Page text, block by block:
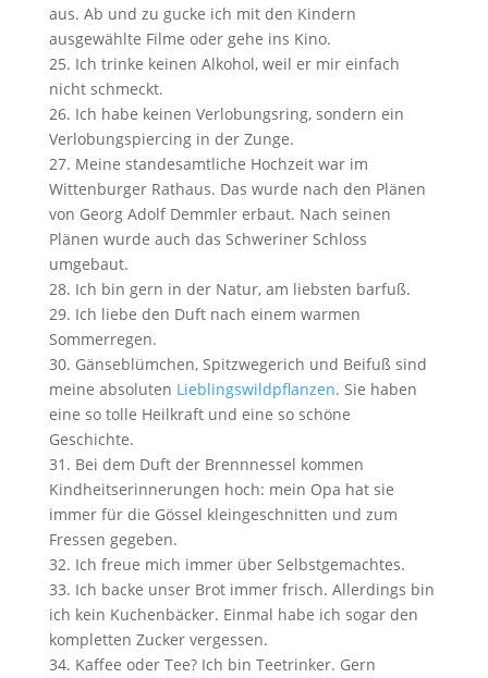
aus. Ab und zu gucke ich mit den Kindern
ausgewählte Filme oder gehe ins Kino.
Ich trinke keinen Alkohol, weil er mir einfach
nicht schmeckt.
Ich habe keinen Verlobungsring, sondern ein
Verlobungspiercing in der Zunge.
Meine standesamtliche Hochzeit war im
Wittenburger Rathaus. Das wurde nach den Plänen
von Georg Adolf Demmler erbaut. Nach seinen
Plänen wurde auch das Schweriner Schloss
umgebaut.
Ich bin gern in der Natur, am liebsten barfuß.
Ich liebe den Duft nach einem warmen
Sommerregen.
Gänseblümchen, Spitzwegerich und Beifuß sind
meine absoluten Lieblingswildpflanzen. Sie haben
eine so tolle Heilkraft und eine so schöne
Geschichte.
Bei dem Duft der Brennnessel kommen
Kindheitserinnerungen hoch: mein Opa hat sie
immer für die Gössel kleingeschnitten und zum
Fressen gegeben.
Ich freue mich immer über Selbstgemachtes.
Ich backe unser Brot immer frisch. Allerdings bin
ich kein Kuchenbäcker. Einmal habe ich sogar den
kompletten Zucker vergessen.
Kaffee oder Tee? Ich bin Teetrinker. Gern